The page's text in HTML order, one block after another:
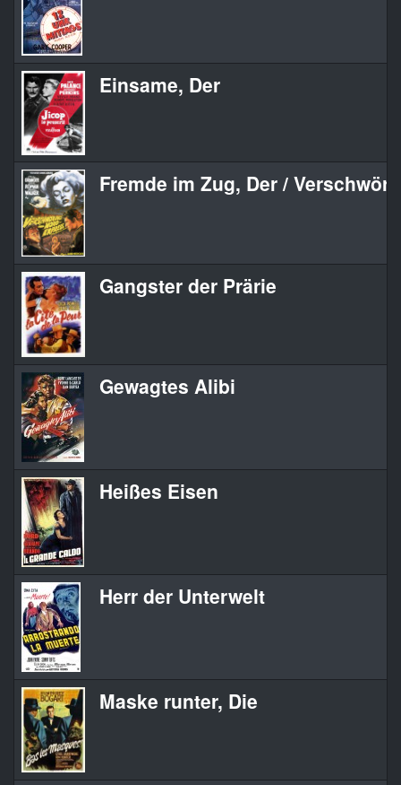
Einsame, Der
Fremde im Zug, Der /
Gangster der Prärie
Gewagtes Alibi
Heißes Eisen
Herr der Unterwelt
Maske runter, Die